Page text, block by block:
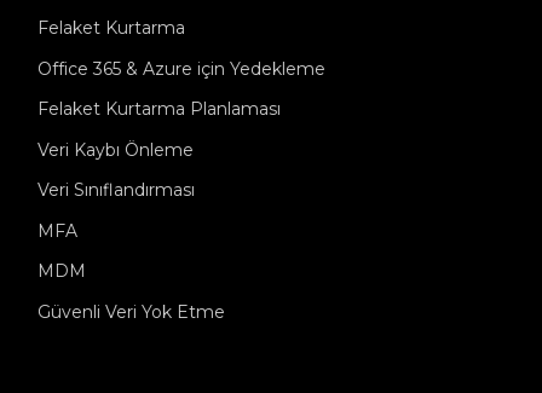
Felaket Kurtarma
Office 365 & Azure için Yedekleme
Felaket Kurtarma Planlaması
Veri Kaybı Önleme
Veri Sınıflandırması
MFA
MDM
Güvenli Veri Yok Etme